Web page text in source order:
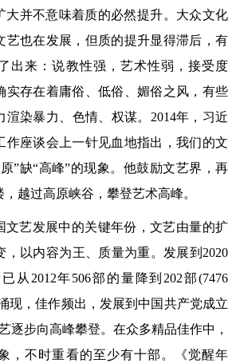
大并不意味着质的必然提升。大众文化
艺也在发展，但质的提升显得滞后，有
出来：说教性强，艺术性弱，接受度
实存在着庸俗、低俗、媚俗之风，有些
渲染暴力、色情、权谋。2014年，习近
作座谈会上一针见血地指出，我们的文
”缺“高峰”的现象。他鼓励文艺界，再
越过高原峡谷，攀登艺术高峰。
文艺发展中的关键年份，文艺由量的扩
，以内容为王、质量为重。发展到2020
从2012年506部的量降到202部(7476
现，佳作频出，发展到中国共产党成立
逐步向高峰攀登。在众多精品佳作中，
，不时重看的至少有十部。《觉醒年